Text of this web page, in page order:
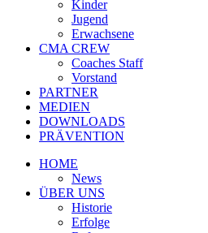
Kinder
Jugend
Erwachsene
CMA CREW
Coaches Staff
Vorstand
PARTNER
MEDIEN
DOWNLOADS
PRÄVENTION
HOME
News
ÜBER UNS
Historie
Erfolge